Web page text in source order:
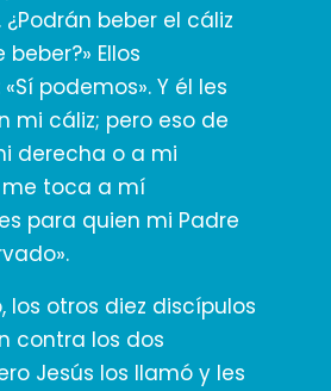
beber el cáliz
Ellos
podemos». Y él les
mi cáliz; pero eso de
derecha o a mi
toca a mí
para quien mi Padre
los otros diez discípulos
contra los dos
Jesús los llamó y les